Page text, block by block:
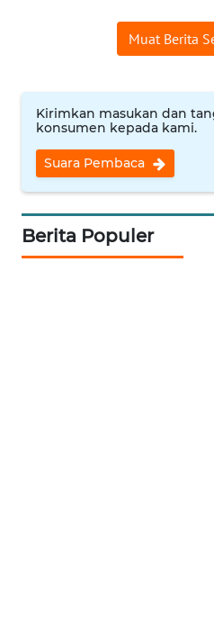
Muat Berita
Kirimkan masukan dan
konsumen kepada kami.
Suara Pembaca
Berita Populer
PURWAKARTA
WN
WN